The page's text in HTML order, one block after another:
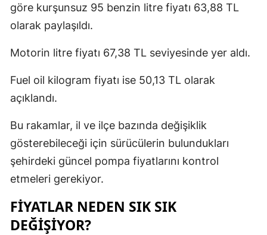
göre kurşunsuz 95 benzin litre fiyatı 63,88 TL
olarak paylaşıldı.
Motorin litre fiyatı 67,38 TL seviyesinde yer aldı.
Fuel oil kilogram fiyatı ise 50,13 TL olarak
açıklandı.
Bu rakamlar, il ve ilçe bazında değişiklik
gösterebileceği için sürücülerin bulundukları
şehirdeki güncel pompa fiyatlarını kontrol
etmeleri gerekiyor.
FİYATLAR NEDEN SIK SIK
DEĞİŞİYOR?